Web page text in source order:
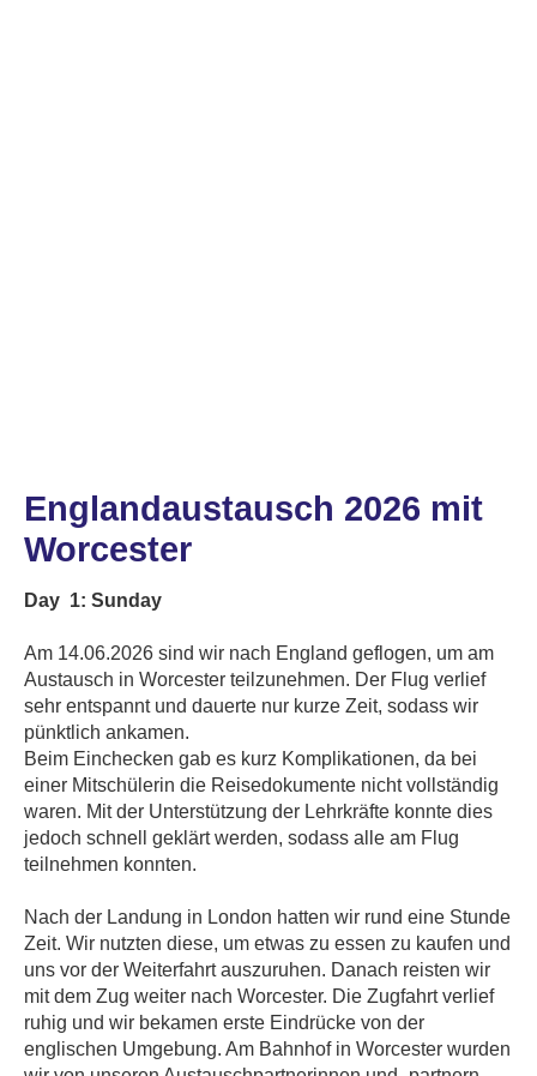
Englandaustausch 2026 mit
Worcester
Day 1: Sunday
Am 14.06.2026 sind wir nach England geflogen, um am
Austausch in Worcester teilzunehmen. Der Flug verlief
sehr entspannt und dauerte nur kurze Zeit, sodass wir
pünktlich ankamen.
Beim Einchecken gab es kurz Komplikationen, da bei
einer Mitschülerin die Reisedokumente nicht vollständig
waren. Mit der Unterstützung der Lehrkräfte konnte dies
jedoch schnell geklärt werden, sodass alle am Flug
teilnehmen konnten.
Nach der Landung in London hatten wir rund eine Stunde
Zeit. Wir nutzten diese, um etwas zu essen zu kaufen und
uns vor der Weiterfahrt auszuruhen. Danach reisten wir
mit dem Zug weiter nach Worcester. Die Zugfahrt verlief
ruhig und wir bekamen erste Eindrücke von der
englischen Umgebung. Am Bahnhof in Worcester wurden